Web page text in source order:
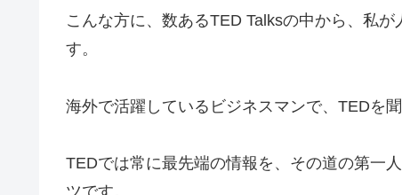
こんな方に、数あるTED Talksの中から、私
す。
海外で活躍しているビジネスマンで、TEDを
TEDでは常に最先端の情報を、その道の第一